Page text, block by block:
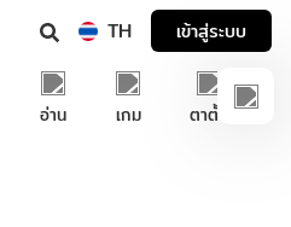
TH เข้าสู่ระบบ
อ่าน เกม ตาตั้ง